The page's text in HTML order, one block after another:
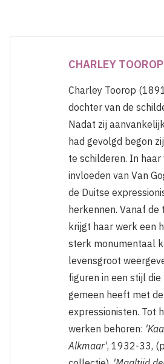
CHARLEY TOOROP
Charley Toorop
dochter van de
Nadat zij
had gevolgd begon
te schilderen. In
invloeden van Van
de Duitse
herkennen. Vanaf de
krijgt haar werk een
sterk monumentaal
levensgroot
figuren in een stijl
gemeen heeft met
expressionisten. Tot
werken behoren:
Alkmaar', 1932-33,